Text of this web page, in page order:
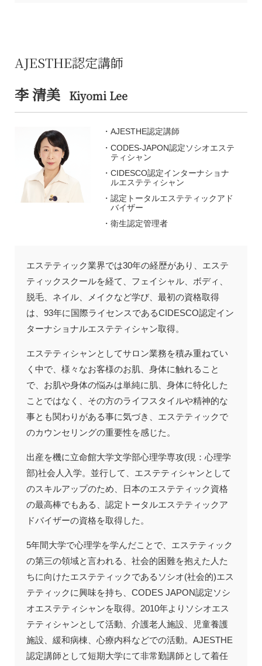
AJESTHE認定講師
李 清美 Kiyomi Lee
AJESTHE認定講師
CODES-JAPON認定ソシオエステ
ティシャン
CIDESCO認定インターナショナ
ルエステティシャン
認定トータルエステティックアド
バイザー
衛生認定管理者
エステティック業界では30年の経歴があり、エステ
ティックスクールを経て、フェイシャル、ボディ、
脱毛、ネイル、メイクなど学び、最初の資格取得
は、93年に国際ライセンスであるCIDESCO認定イン
ターナショナルエステティシャン取得。
エステティシャンとしてサロン業務を積み重ねてい
く中で、様々なお客様のお肌、身体に触れること
で、お肌や身体の悩みは単純に肌、身体に特化した
ことではなく、その方のライフスタイルや精神的な
事とも関わりがある事に気づき、エステティックで
のカウンセリングの重要性を感じた。
出産を機に立命館大学文学部心理学専攻(現：心理学
部)社会人入学。並行して、エステティシャンとして
のスキルアップのため、日本のエステティック資格
の最高棒でもある、認定トータルエステティックア
ドバイザーの資格を取得した。
5年間大学で心理学を学んだことで、エステティック
の第三の領域と言われる、社会的困難を抱えた人た
ちに向けたエステティックであるソシオ(社会的)エス
テティックに興味を持ち、CODES JAPON認定ソシ
オエステティシャンを取得。2010年よりソシオエス
テティシャンとして活動、介護老人施設、児童養護
施設、緩和病棟、心療内科などでの活動。AJESTHE
認定講師として短期大学にて非常勤講師として着任